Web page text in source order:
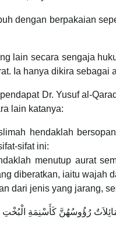
berpakaian
secara sengaja
Ia hanya dikira
Dr. Yusuf al-
lain katanya:
hendaklah
sifat ini:
menutup aurat
diberatkan, iaitu wajah
dari jenis yang jarang,
رُؤُوسُهُنَّ كَأَسْنِمَةِ الْبُخْتِ